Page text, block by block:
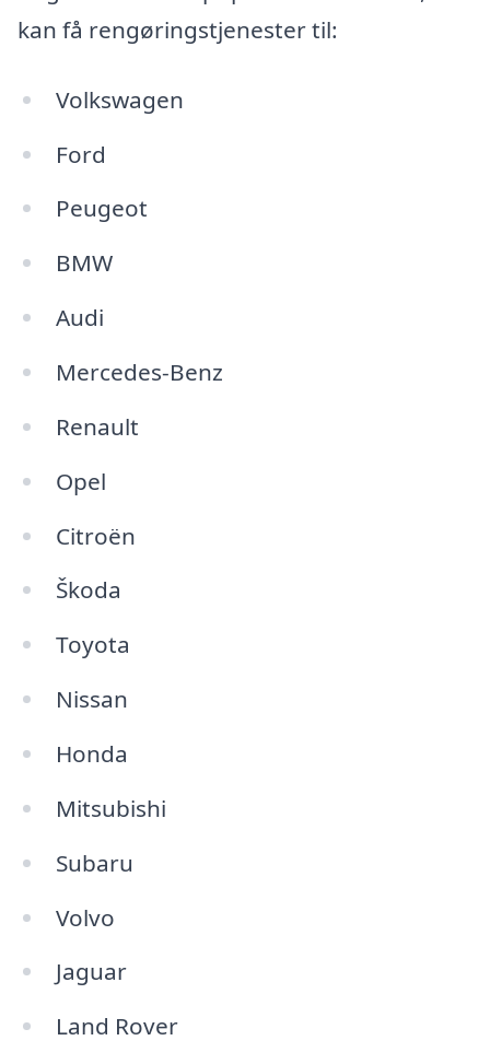
kan få rengøringstjenester til:
Volkswagen
Ford
Peugeot
BMW
Audi
Mercedes-Benz
Renault
Opel
Citroën
Škoda
Toyota
Nissan
Honda
Mitsubishi
Subaru
Volvo
Jaguar
Land Rover